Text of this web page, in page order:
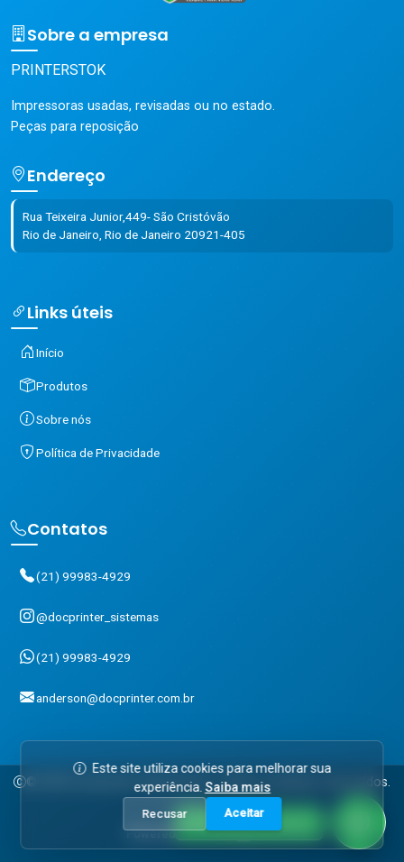
Sobre a empresa
PRINTERSTOK
Impressoras usadas, revisadas ou no estado.
Peças para reposição
Endereço
Rua Teixeira Junior,449- São Cristóvão
Rio de Janeiro, Rio de Janeiro 20921-405
Links úteis
Início
Produtos
Sobre nós
Política de Privacidade
Contatos
(21) 99983-4929
@docprinter_sistemas
(21) 99983-4929
anderson@docprinter.com.br
© 2025 Docprinter Impressoras. Todos os direitos reservados.
Powered by
Este site utiliza cookies para melhorar sua
experiência. Saiba mais
Recusar Aceitar